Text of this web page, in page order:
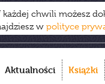
chwili możesz
w polityce
Aktualności Książki